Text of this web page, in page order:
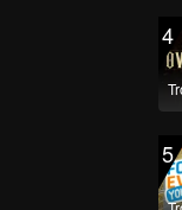
luyện viên
4
5